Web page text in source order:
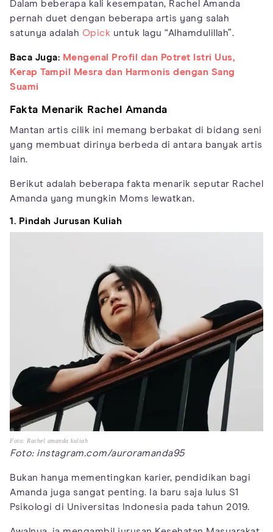
Dalam beberapa kali kesempatan, Rachel Amanda
pernah duet dengan beberapa artis yang salah
satunya adalah Opick untuk lagu “Alhamdulillah”.
Baca Juga: Mengenal Profil dan Potret Istri Uus,
Kerap Tampil Mesra dan Harmonis dengan Sang
Suami
Fakta Menarik Rachel Amanda
Mantan artis cilik ini memang berbakat di bidang seni
yang membuat dirinya berbeda di antara banyak artis
lain.
Berikut adalah beberapa fakta menarik seputar Rachel
Amanda yang mungkin Moms lewatkan.
1. Pindah Jurusan Kuliah
Foto: Rachel amanda kuliah
Foto: instagram.com/auroramanda95
Bukan hanya mementingkan karier, pendidikan bagi
Amanda juga sangat penting. Ia baru saja lulus S1
Psikologi di Universitas Indonesia pada tahun 2019.